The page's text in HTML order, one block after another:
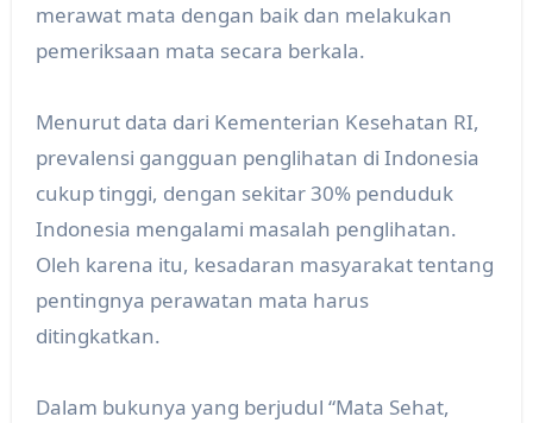
merawat mata dengan baik dan melakukan
pemeriksaan mata secara berkala.
Menurut data dari Kementerian Kesehatan RI,
prevalensi gangguan penglihatan di Indonesia
cukup tinggi, dengan sekitar 30% penduduk
Indonesia mengalami masalah penglihatan.
Oleh karena itu, kesadaran masyarakat tentang
pentingnya perawatan mata harus
ditingkatkan.
Dalam bukunya yang berjudul “Mata Sehat,